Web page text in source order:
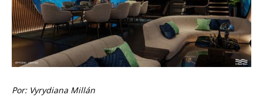
Por: Vyrydiana Millán